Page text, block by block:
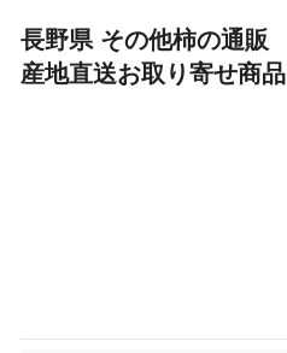
長野県 その他柿の通販
産地直送お取り寄せ商品